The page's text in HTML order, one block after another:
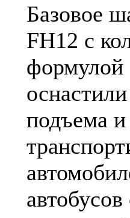
Базовое
FH12 с
формулой
подъема и